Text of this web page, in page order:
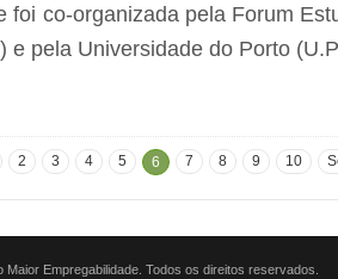
foi co-organizada pela Forum
e pela Universidade do Porto
2 3 4 5 6 7 8 9 10
Empregabilidade. Todos os direitos reservados.